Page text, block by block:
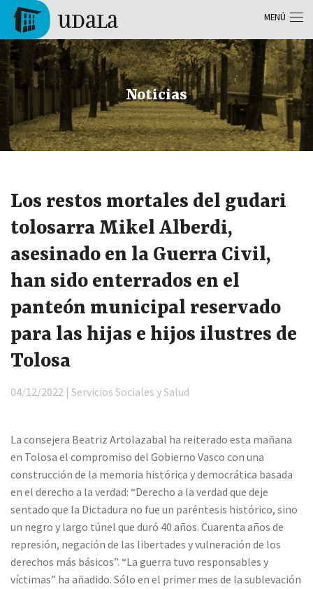
Pasar al contenido principal
Tolosa
Noticias
Los restos mortales del gudari
tolosarra Mikel Alberdi,
asesinado en la Guerra Civil,
han sido enterrados en el
panteón municipal reservado
para las hijas e hijos ilustres de
Tolosa
04/12/2022 | Servicios Sociales y Salud
La consejera Beatriz Artolazabal ha reiterado esta mañana
en Tolosa el compromiso del Gobierno Vasco con una
construcción de la memoria histórica y democrática basada
en el derecho a la verdad: “Derecho a la verdad que deje
sentado que la Dictadura no fue un paréntesis histórico, sino
un negro y largo túnel que duró 40 años. Cuarenta años de
represión, negación de las libertades y vulneración de los
derechos más básicos”. “La guerra tuvo responsables y
víctimas” ha añadido. Sólo en el primer mes de la sublevación
MENÚ